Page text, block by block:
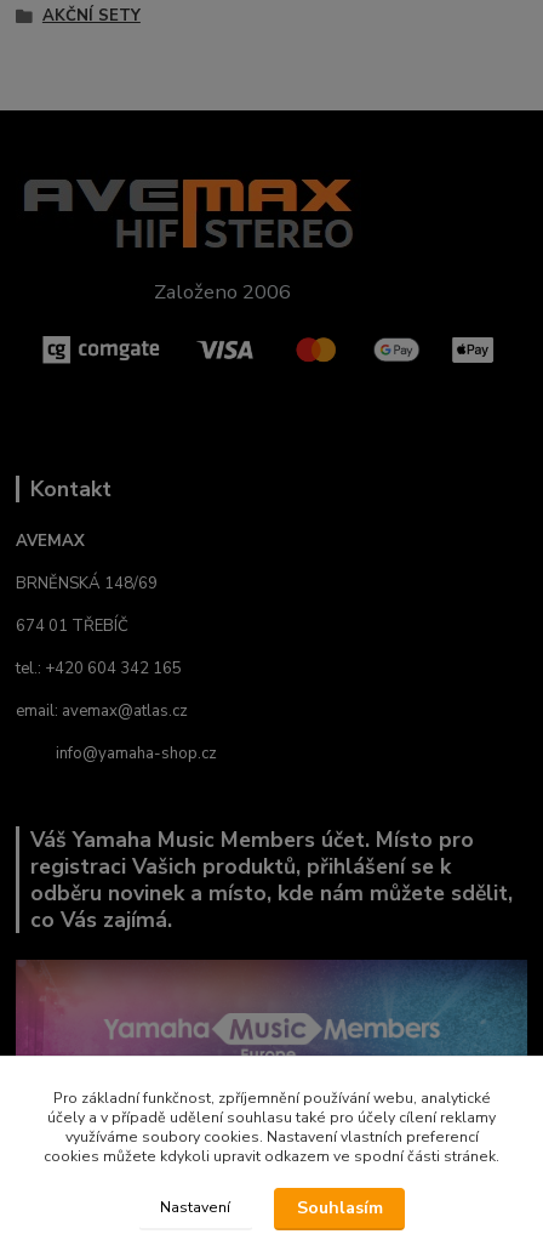
AKČNÍ SETY
Založeno 2006
Kontakt
AVEMAX
BRNĚNSKÁ 148/69
674 01 TŘEBÍČ
tel.: +420 604 342 165
email: avemax@atlas.cz
info@yamaha-shop.cz
Váš Yamaha Music Members účet. Místo pro
registraci Vašich produktů, přihlášení se k
odběru novinek a místo, kde nám můžete sdělit,
co Vás zajímá.
Pro základní funkčnost, zpříjemnění používání webu, analytické
účely a v případě udělení souhlasu také pro účely cílení reklamy
využíváme soubory cookies. Nastavení vlastních preferencí
cookies můžete kdykoli upravit odkazem ve spodní části stránek.
Nastavení Souhlasím